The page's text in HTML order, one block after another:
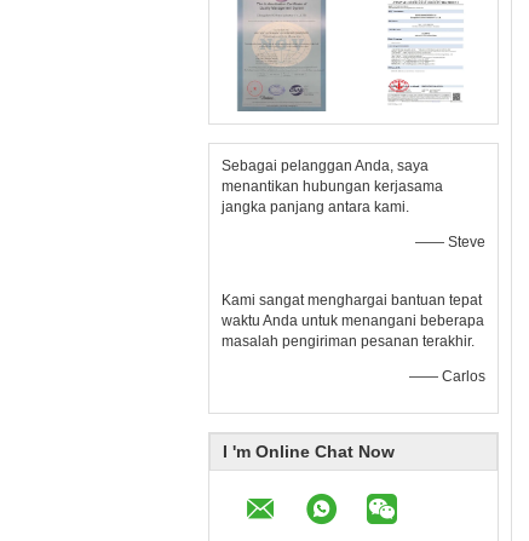
Sebagai pelanggan Anda, saya
menantikan hubungan kerjasama
jangka panjang antara kami.
—— Steve
Kami sangat menghargai bantuan tepat
waktu Anda untuk menangani beberapa
masalah pengiriman pesanan terakhir.
—— Carlos
I 'm Online Chat Now